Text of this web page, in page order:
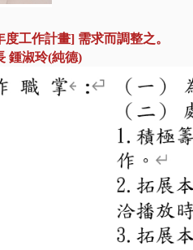
工作計畫] 需求而調整之。
鍾淑玲(純德)